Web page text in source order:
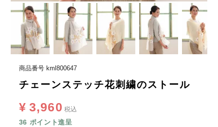
商品番号 kml800647
チェーンステッチ花刺繍のストール
¥ 3,960 税込
36 ポイント進呈